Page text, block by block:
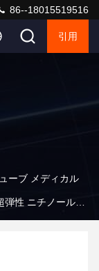
86--18015519516
引用
ーブ メディカル
性 ニチノールチ